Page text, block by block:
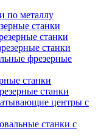
по металлу
станки
станки
станки
фрезерные
станки
станки
центры с
станки с